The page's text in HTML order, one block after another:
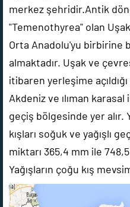
merkez şehridir.Antik
"Temenothyrea" olan
Orta Anadolu'yu birbirine
almaktadır. Uşak ve
itibaren yerleşime
Akdeniz ve ılıman
geçiş bölgesinde yer alır.
kışları soğuk ve yağışlı
miktarı 365,4 mm ile
Yağışların çoğu kış